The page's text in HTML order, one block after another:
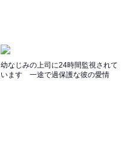
幼なじみの上司に24時間監視されて
います 一途で過保護な彼の愛情